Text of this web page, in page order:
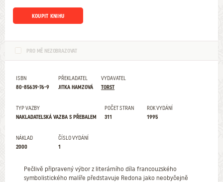
KOUPIT KNIHU
PRO MĚ NEZOBRAZOVAT
ISBN
80-85639-76-9
PŘEKLADATEL
JITKA HAMZOVÁ
VYDAVATEL
TORST
TYP VAZBY
NAKLADATELSKÁ VAZBA S PŘEBALEM
POČET STRAN
311
ROK VYDÁNÍ
1995
NÁKLAD
2000
ČÍSLO VYDÁNÍ
1
Pečlivě připravený výbor z literárního díla francouzského
symbolistického malíře představuje Redona jako neobyčejně